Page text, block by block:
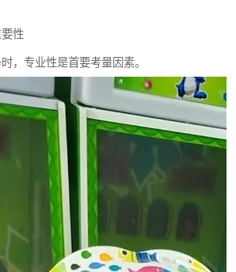
性
，专业性是首要考量因素。